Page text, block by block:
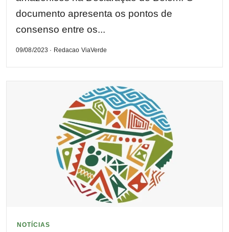
documento apresenta os pontos de
consenso entre os...
09/08/2023 · Redacao ViaVerde
NOTÍCIAS